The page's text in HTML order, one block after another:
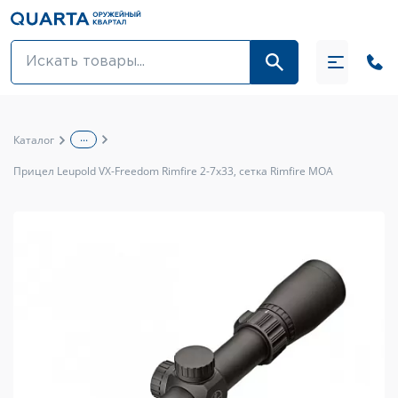
Оптовикам
Каталог ...
Прицел Leupold VX-Freedom Rimfire 2-7x33, сетка Rimfire MOA